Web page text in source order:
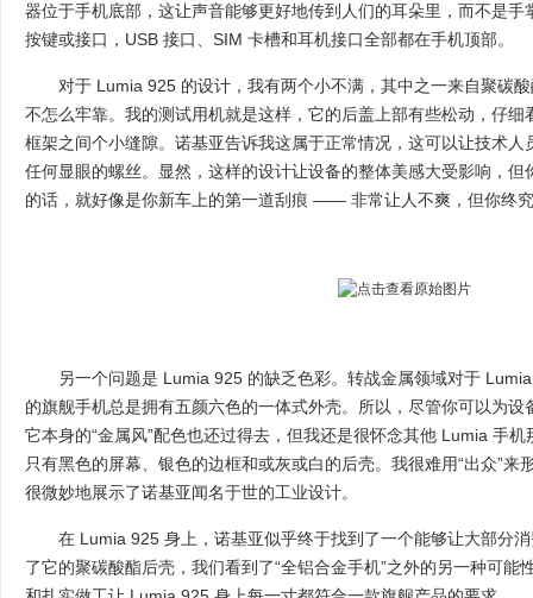
器位于手机底部，这让声音能够更好地传到人们的耳朵里，而不是
按键或接口，USB 接口、SIM 卡槽和耳机接口全部都在手机顶部。
对于 Lumia 925 的设计，我有两个小不满，其中之一来自聚碳
不怎么牢靠。我的测试用机就是这样，它的后盖上部有些松动，仔
框架之间个小缝隙。诺基亚告诉我这属于正常情况，这可以让技术
任何显眼的螺丝。显然，这样的设计让设备的整体美感大受影响，
的话，就好像是你新车上的第一道刮痕 —— 非常让人不爽，但你终
另一个问题是 Lumia 925 的缺乏色彩。转战金属领域对于 Lumia
的旗舰手机总是拥有五颜六色的一体式外壳。所以，尽管你可以为
它本身的“金属风”配色也还过得去，但我还是很怀念其他 Lumia 手
只有黑色的屏幕、银色的边框和或灰或白的后壳。我很难用“出众”
很微妙地展示了诺基亚闻名于世的工业设计。
在 Lumia 925 身上，诺基亚似乎终于找到了一个能够让大部分消
了它的聚碳酸酯后壳，我们看到了“全铝合金手机”之外的另一种可能